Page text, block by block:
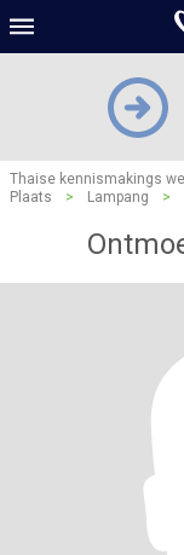
Thaise kennismakings
Plaats
> Lampang >